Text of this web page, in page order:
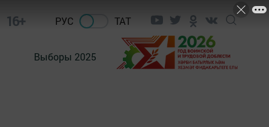
16+ РУС ТАТ
Выборы 2025